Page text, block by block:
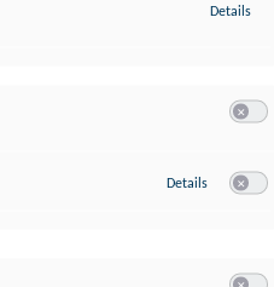
Details
Details zu Google